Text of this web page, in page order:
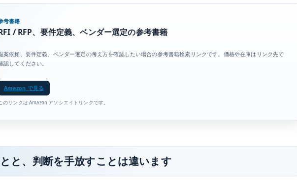
考書籍
/ RFP、要件定義、ベンダー選定の参考書籍
案依頼、要件定義、ベンダー選定の考え方を確認したい場合の参考書籍検索リンクです。価格や在庫はリンク先で
認してください。
Amazon で見る
のリンクは Amazon アソシエイトリンクです。
と、判断を手放すことは違います